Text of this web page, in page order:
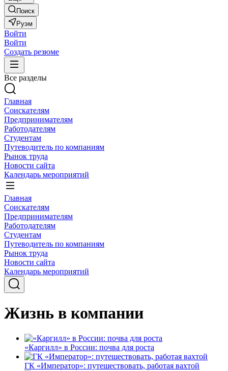
Поиск
Руэм
Войти
Войти
Создать резюме
Все разделы
Главная
Соискателям
Предпринимателям
Работодателям
Студентам
Путеводитель по компаниям
Рынок труда
Новости сайта
Календарь мероприятий
Главная
Соискателям
Предпринимателям
Работодателям
Студентам
Путеводитель по компаниям
Рынок труда
Новости сайта
Календарь мероприятий
Жизнь в компании
«Каргилл» в России: почва для роста
ГК «Император»: путешествовать, работая вахтой